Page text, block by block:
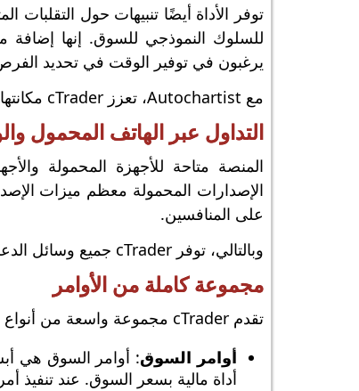
توفر الأداة أيضًا تنبيهات حول
يرغبون في توفير الوقت في تحديد
مع Autochartist، تعزز cTrader مكانتها كمنصة احترافية قادرة على الجمع بين القوة التقنية وسهولة الاستخدام.
التداول عبر الهاتف المحمول
الإصدارات المحمولة معظم ميزات
على المنافسين.
وبالتالي، توفر cTrader جميع وسائل الدعم اللازمة للمتداولين الذين يرغبون في البقاء على اتصال دائم بالأسواق.
مجموعة كاملة من الأوامر
تقدم cTrader مجموعة واسعة من أنواع الأوامر لتلبية الاحتياجات المتنوعة للمتداولين:
أوامر السوق: أوامر السوق هي
أداة مالية بسعر السوق. عند تنفيذ